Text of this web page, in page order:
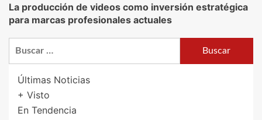
La producción de videos como inversión estratégica
para marcas profesionales actuales
Últimas Noticias
+ Visto
En Tendencia